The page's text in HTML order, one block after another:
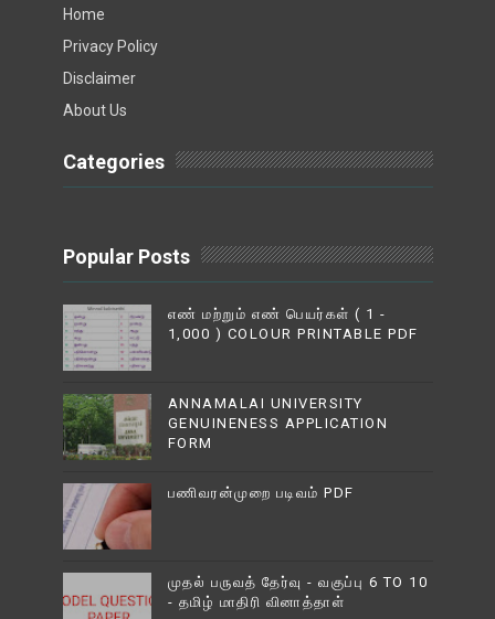
Home
Privacy Policy
Disclaimer
About Us
Categories
Popular Posts
எண் மற்றும் எண் பெயர்கள் ( 1 -
1,000 ) COLOUR PRINTABLE PDF
ANNAMALAI UNIVERSITY
GENUINENESS APPLICATION
FORM
பணிவரன்முறை படிவம் PDF
முதல் பருவத் தேர்வு - வகுப்பு 6 TO 10
- தமிழ் மாதிரி வினாத்தாள்